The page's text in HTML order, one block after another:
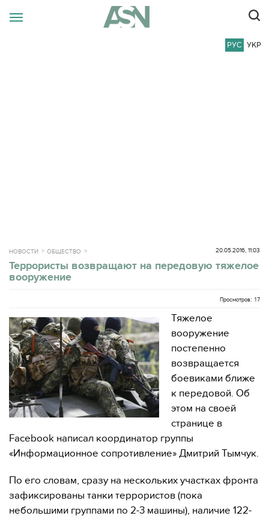
РУС УКР
НОВОСТИ ОБЩЕСТВО 20.05.2016, 11:03
Террористы возвращают на передовую тяжелое
вооружение
Просмотров: 17
Тяжелое
вооружение
постепенно
возвращается
боевиками ближе
к передовой. Об
этом на своей
странице в
Facebook написал координатор группы
«Информационное сопротивление» Дмитрий Тымчук.
По его словам, сразу на нескольких участках фронта
зафиксированы танки террористов (пока
небольшими группами по 2-3 машины), наличие 122-